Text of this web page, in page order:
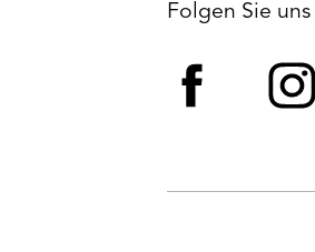
Folgen Sie